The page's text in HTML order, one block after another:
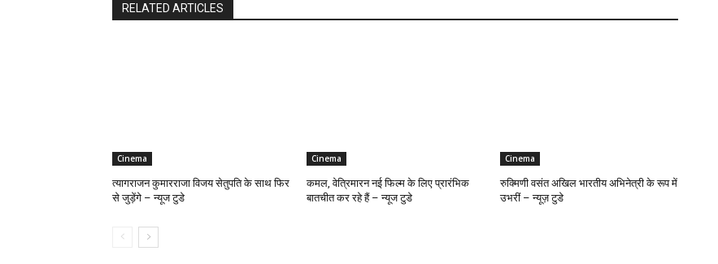
RELATED ARTICLES
Cinema
त्यागराजन कुमारराजा विजय सेतुपति के साथ फिर
से जुड़ेंगे – न्यूज टुडे
Cinema
कमल, वेत्रिमारन नई फिल्म के लिए प्रारंभिक
बातचीत कर रहे हैं – न्यूज टुडे
Cinema
रुक्मिणी वसंत अखिल भारतीय अभिनेत्री के रूप में
उभरीं – न्यूज़ टुडे